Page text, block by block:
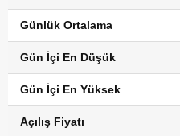
Günlük Ortalama
Gün İçi En Düşük
Gün İçi En Yüksek
Açılış Fiyatı